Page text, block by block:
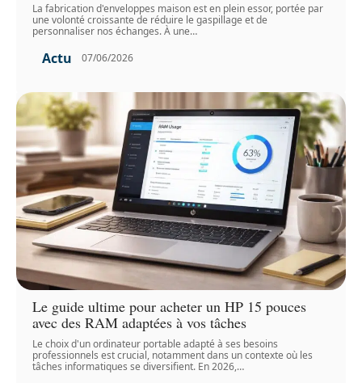
La fabrication d'enveloppes maison est en plein essor, portée par
une volonté croissante de réduire le gaspillage et de
personnaliser nos échanges. À une…
Actu 07/06/2026
Le guide ultime pour acheter un HP 15 pouces
avec des RAM adaptées à vos tâches
Le choix d'un ordinateur portable adapté à ses besoins
professionnels est crucial, notamment dans un contexte où les
tâches informatiques se diversifient. En 2026,…